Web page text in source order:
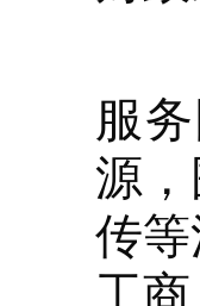
（
服
源
传
工